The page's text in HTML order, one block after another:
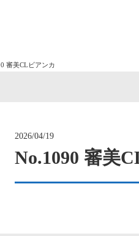
審美CLビアンカ
2026/04/19
No.1090 審美